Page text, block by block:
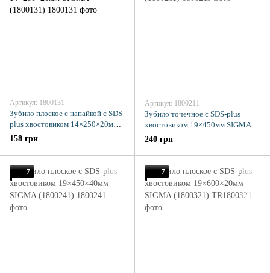
Артикул: 1800131
Зубило плоское с напайкой с SDS-
plus хвостовиком 14×250×20мм
SIGMA (1800131)
158 грн
Артикул: 1800211
Зубило точечное с SDS-plus
хвостовиком 19×450мм SIGMA
(1800211)
240 грн
7 7